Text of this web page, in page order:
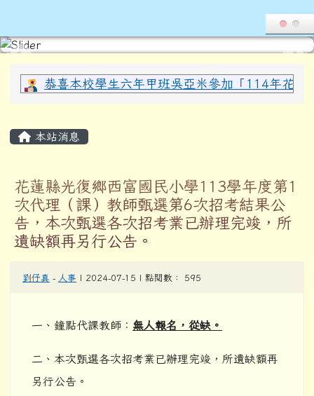
花蓮縣光復鄉西富國民小學全球資
上中區域內容
恭喜本校學生六年甲班吳亞米參加「114年花
本站消息
花蓮縣光復鄉西富國民小學113學年度第1
次代理（課）教師甄選第6次招考結果公
告，本次甄選各次招考業已辦理完竣，所
遺缺額再另行公告。
劉伃真 - 人事 | 2024-07-15 | 點閱數： 595
一、鐘點代課教師： 無人報名，從缺。
二、本次甄選各次招考業已辦理完竣，所遺缺額再
另行公告。
頁尾區域